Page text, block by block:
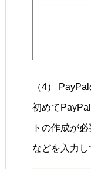
（4）
初めて
トの作成が
などを入力し